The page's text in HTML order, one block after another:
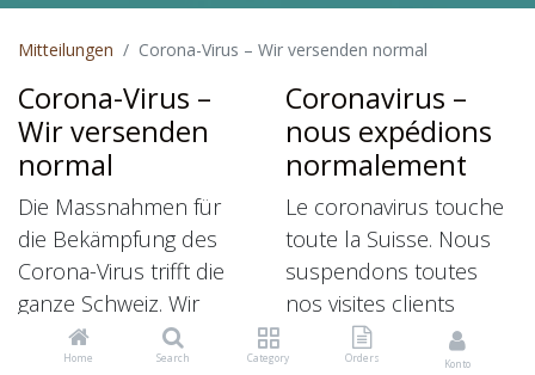
Home Search Category Orders Konto
Mitteilungen Corona-Virus – Wir versenden normal
Corona-Virus –
Wir versenden
normal
Die Massnahmen für
die Bekämpfung des
Corona-Virus trifft die
ganze Schweiz. Wir
haben alle unsere
Kundenbesuche bis auf
Coronavirus –
nous expédions
normalement
Le coronavirus touche
toute la Suisse. Nous
suspendons toutes
nos visites clients
jusqu’à nouvel ordre et
annulons tous nos